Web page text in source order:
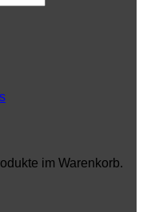
im Warenkorb.